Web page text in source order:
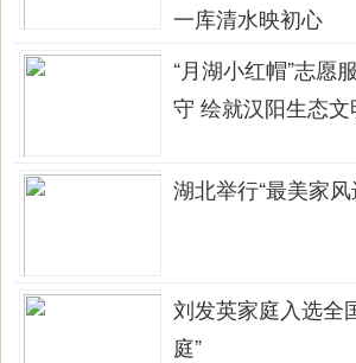
一库清水映初心
“月湖小红帽”志愿
守 绘就汉阳生态
湖北举行“最美家
刘发英家庭入选全
庭”